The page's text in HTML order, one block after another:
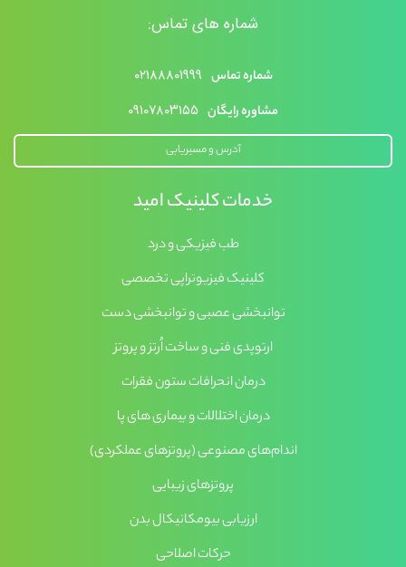
شماره های تماس:
شماره تماس ۰۲۱۸۸۸۰۱۹۹۹
مشاوره رایگان ۰۹۱۰۷۸۰۳۱۵۵
آدرس و مسیریابی
خدمات کلینیک امید
طب فیزیکی و درد
کلینیک فیزیوتراپی تخصصی
توانبخشی عصبی و توانبخشی دست
ارتوپدی فنی و ساخت اُرتز و پروتز
درمان انحرافات ستون فقرات
درمان اختلالات و بیماری های پا
اندام‌های مصنوعی (پروتزهای عملکردی)
پروتزهای زیبایی
ارزیابی بیومکانیکال بدن
حرکات اصلاحی